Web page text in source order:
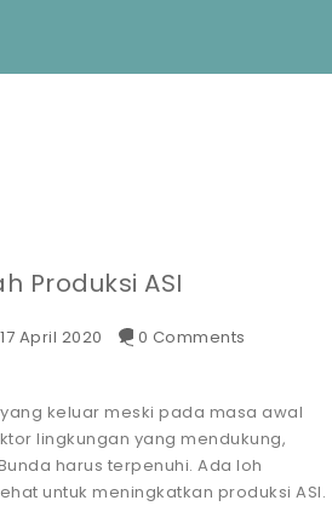
Produksi ASI
17 April 2020 0 Comments
keluar meski pada masa awal
lingkungan yang mendukung,
harus terpenuhi. Ada loh
untuk meningkatkan produksi ASI.